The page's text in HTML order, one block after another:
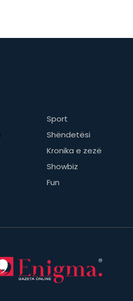
Sport
Shëndetësi
Kronika e zezë
Showbiz
Fun